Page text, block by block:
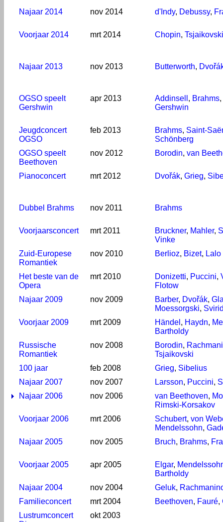
Najaar 2014 nov 2014 d'Indy, Debussy,
Voorjaar 2014 mrt 2014 Chopin, Tsjaikovski
Najaar 2013 nov 2013 Butterworth,
OGSO speelt
Gershwin
apr 2013 Addinsell , Brahms,
Gershwin
Jeugdconcert
OGSO
feb 2013 Brahms, Saint-
Schönberg
OGSO speelt
Beethoven
nov 2012 Borodin, van
Pianoconcert mrt 2012 Dvořák, Grieg,
Dubbel Brahms nov 2011 Brahms
Voorjaarsconcert mrt 2011 Bruckner, Mahler,
Vinke
Zuid-Europese
Romantiek
nov 2010 Berlioz, Bizet, Lalo
Het beste van de
Opera
mrt 2010 Donizetti, Puccini,
Flotow
Najaar 2009
nov 2009 Barber, Dvořák,
Moessorgski,
Voorjaar 2009
mrt 2009 Händel , Haydn,
Bartholdy
Russische
Romantiek
nov 2008 Borodin,
Tsjaikovski
100 jaar
feb 2008 Grieg, Sibelius
Najaar 2007
nov 2007 Larsson, Puccini,
Najaar 2006
nov 2006 van Beethoven,
Rimski-Korsakov
Voorjaar 2006
mrt 2006 Schubert, von
Mendelssohn,
Najaar 2005
nov 2005 Bruch, Brahms,
Voorjaar 2005 apr 2005 Elgar,
Bartholdy
Najaar 2004
nov 2004 Geluk,
Familieconcert
mrt 2004 Beethoven, Fauré,
Lustrumconcert
okt 2003